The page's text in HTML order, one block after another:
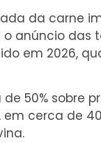
da carne
anúncio das
em 2026,
50% sobre
cerca de